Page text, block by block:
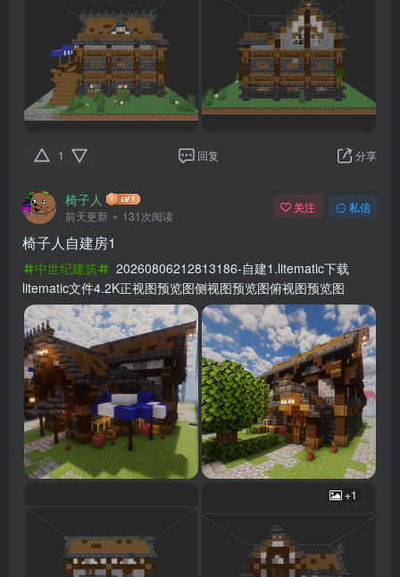
1 回复 分享
椅子人
前天更新 131次阅读
关注 私信
椅子人自建房1
中世纪建筑
20260806212813186-自建1.litematic下载
litematic文件4.2K正视图预览图侧视图预览图俯视图预览图
+1